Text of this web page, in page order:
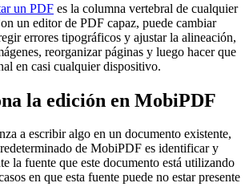
un PDF es la columna vertebral de cualquier
un editor de PDF capaz, puede cambiar
errores tipográficos y ajustar la alineación,
reorganizar páginas y luego hacer que
en casi cualquier dispositivo.
la edición en MobiPDF
a escribir algo en un documento existente,
de MobiPDF es identificar y
la fuente que este documento está utilizando
en que esta fuente puede no estar presente